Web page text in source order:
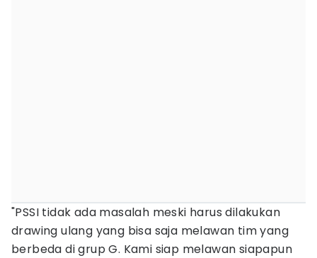
"PSSI tidak ada masalah meski harus dilakukan
drawing ulang yang bisa saja melawan tim yang
berbeda di grup G. Kami siap melawan siapapun